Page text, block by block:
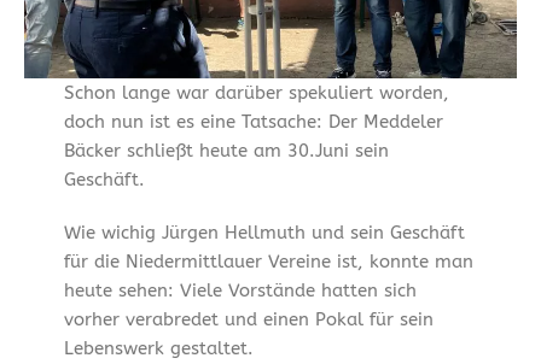
Schon lange war darüber spekuliert worden,
doch nun ist es eine Tatsache: Der Meddeler
Bäcker schließt heute am 30.Juni sein
Geschäft.
Wie wichig Jürgen Hellmuth und sein Geschäft
für die Niedermittlauer Vereine ist, konnte man
heute sehen: Viele Vorstände hatten sich
vorher verabredet und einen Pokal für sein
Lebenswerk gestaltet.